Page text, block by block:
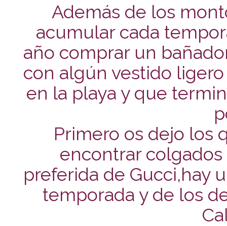
Además de los
acumular cada
año comprar un
con algún vestido
en la playa y que
Primero os dejo los
encontrar
preferida de Gucci,hay
temporada y de los